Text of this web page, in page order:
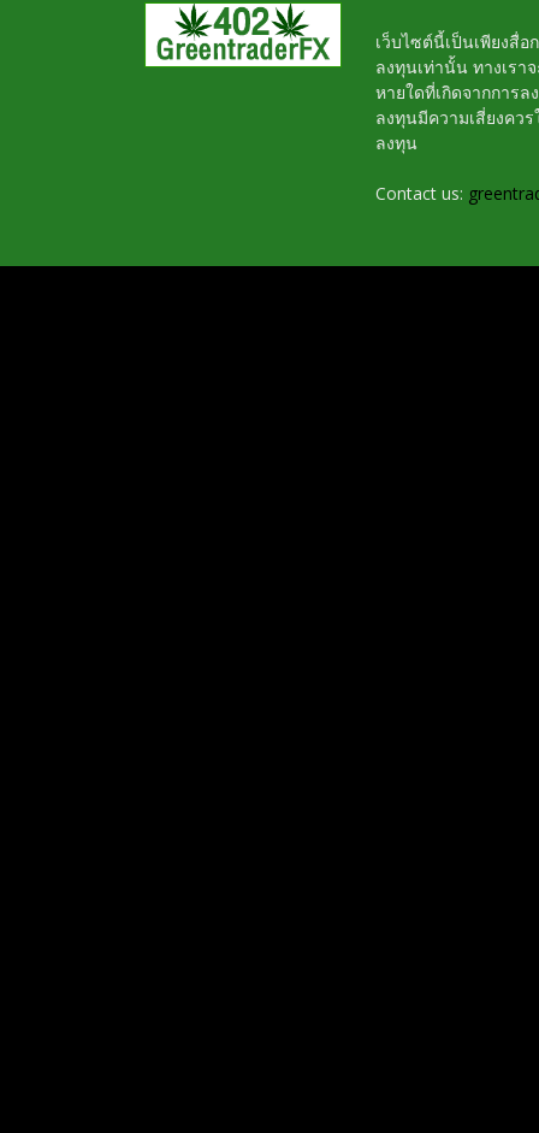
เว็บไซต์นี้เป็นเพียงสื่
ลงทุนเท่านั้น ทางเรา
หายใดที่เกิดจากการ
ลงทุนมีความเสี่ยงค
ลงทุน
Contact us: